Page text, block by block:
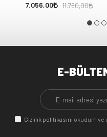
7.056,00 11.760,00
E-
Gizlilik politikasını okudum ve